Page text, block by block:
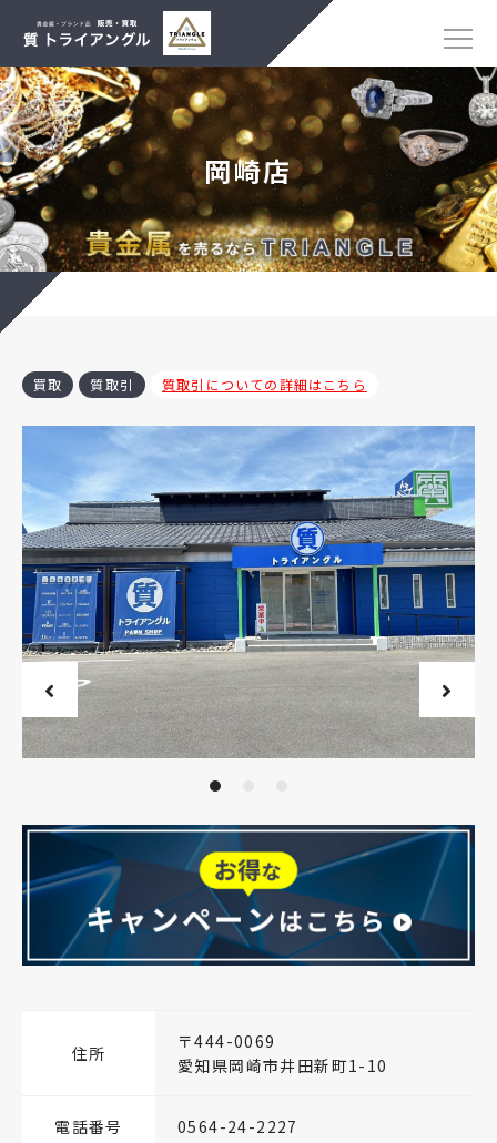
岡崎店
買取 質取引 質取引についての詳細はこちら
住所
〒444-0069
愛知県岡崎市井田新町1-10
電話番号 0564-24-2227